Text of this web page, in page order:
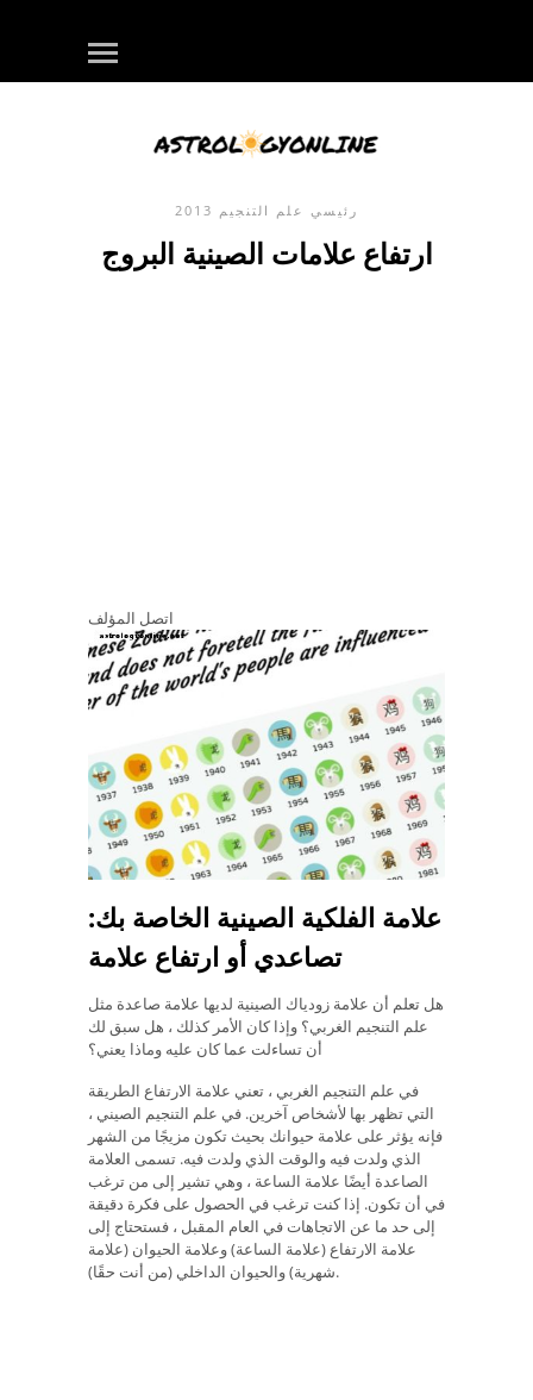
رئيسي علم التنجيم
ارتفاع علامات الصينية البروج
اتصل المؤلف
علامة الفلكية الصينية الخاصة بك:
تصاعدي أو ارتفاع علامة
هل تعلم أن علامة زودياك الصينية لديها علامة صاعدة مثل
علم التنجيم الغربي؟ وإذا كان الأمر كذلك ، هل سبق لك
أن تساءلت عما كان عليه وماذا يعني؟
في علم التنجيم الغربي ، تعني علامة الارتفاع الطريقة
التي تظهر بها لأشخاص آخرين. في علم التنجيم الصيني ،
فإنه يؤثر على علامة حيوانك بحيث تكون مزيجًا من الشهر
الذي ولدت فيه والوقت الذي ولدت فيه. تسمى العلامة
الصاعدة أيضًا علامة الساعة ، وهي تشير إلى من ترغب
في أن تكون. إذا كنت ترغب في الحصول على فكرة دقيقة
إلى حد ما عن الاتجاهات في العام المقبل ، فستحتاج إلى
علامة الارتفاع (علامة الساعة) وعلامة الحيوان (علامة
شهرية) والحيوان الداخلي (من أنت حقًا).